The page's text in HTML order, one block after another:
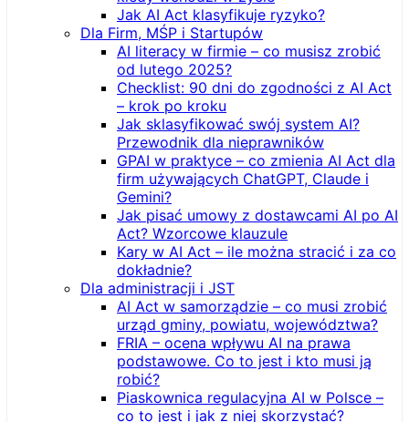
Jak AI Act klasyfikuje ryzyko?
Dla Firm, MŚP i Startupów
AI literacy w firmie – co musisz zrobić
od lutego 2025?
Checklist: 90 dni do zgodności z AI Act
– krok po kroku
Jak sklasyfikować swój system AI?
Przewodnik dla nieprawników
GPAI w praktyce – co zmienia AI Act dla
firm używających ChatGPT, Claude i
Gemini?
Jak pisać umowy z dostawcami AI po AI
Act? Wzorcowe klauzule
Kary w AI Act – ile można stracić i za co
dokładnie?
Dla administracji i JST
AI Act w samorządzie – co musi zrobić
urząd gminy, powiatu, województwa?
FRIA – ocena wpływu AI na prawa
podstawowe. Co to jest i kto musi ją
robić?
Piaskownica regulacyjna AI w Polsce –
co to jest i jak z niej skorzystać?